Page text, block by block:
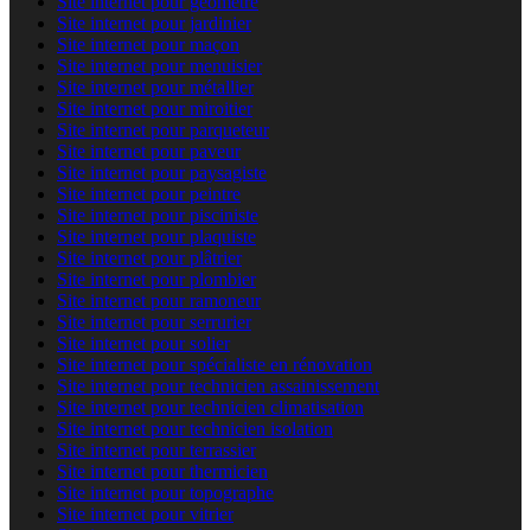
Site internet pour jardinier
Site internet pour maçon
Site internet pour menuisier
Site internet pour métallier
Site internet pour miroitier
Site internet pour parqueteur
Site internet pour paveur
Site internet pour paysagiste
Site internet pour peintre
Site internet pour pisciniste
Site internet pour plaquiste
Site internet pour plâtrier
Site internet pour plombier
Site internet pour ramoneur
Site internet pour serrurier
Site internet pour solier
Site internet pour spécialiste en rénovation
Site internet pour technicien assainissement
Site internet pour technicien climatisation
Site internet pour technicien isolation
Site internet pour terrassier
Site internet pour thermicien
Site internet pour topographe
Site internet pour vitrier